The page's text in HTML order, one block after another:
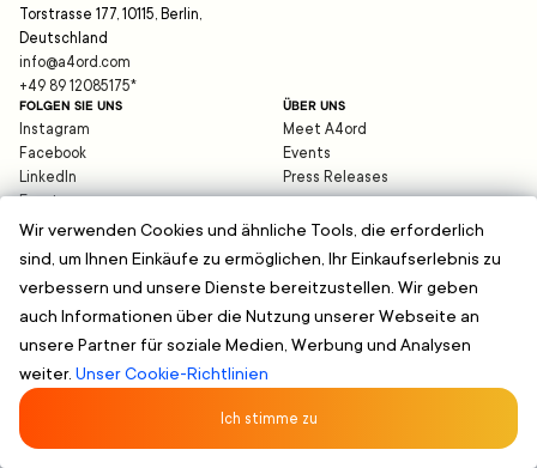
Torstrasse 177, 10115, Berlin,
Deutschland
info@a4ord.com
+49 89 12085175*
FOLGEN SIE UNS
Instagram
Facebook
LinkedIn
Expats
Blog
ÜBER UNS
Meet A4ord
Events
Press Releases
support@a4ord.com
©2026 A4ord FT7 GmbH
Datenschutz
Geschäftsbedingungen
*Es gelten die üblichen Gebühren Ihres Telefonanbieters. Anrufe aus dem Ausland
können höheren Gebühren unterliegen.
Wir verwenden Cookies und ähnliche Tools, die erforderlich
sind, um Ihnen Einkäufe zu ermöglichen, Ihr Einkaufserlebnis zu
verbessern und unsere Dienste bereitzustellen. Wir geben
auch Informationen über die Nutzung unserer Webseite an
unsere Partner für soziale Medien, Werbung und Analysen
weiter. Unser Cookie-Richtlinien
Ich stimme zu